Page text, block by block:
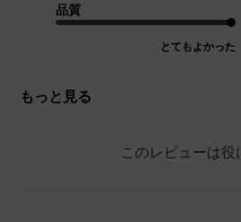
品質
とてもよかった
もっと見る
このレビューは役